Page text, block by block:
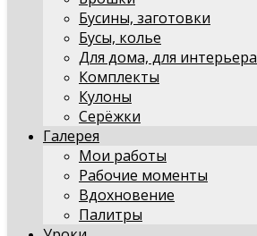
Бусины, заготовки
Бусы, колье
Для дома, для интерьера
Комплекты
Кулоны
Серёжки
Галерея
Мои работы
Рабочие моменты
Вдохновение
Палитры